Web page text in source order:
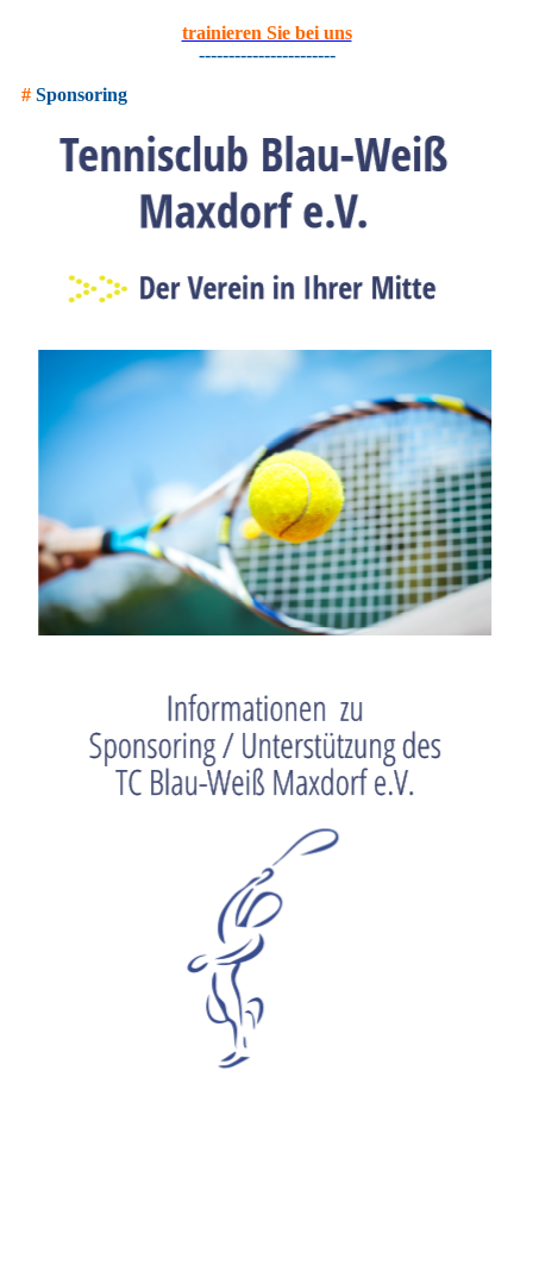
trainieren Sie bei uns
-----------------------
# Sponsoring